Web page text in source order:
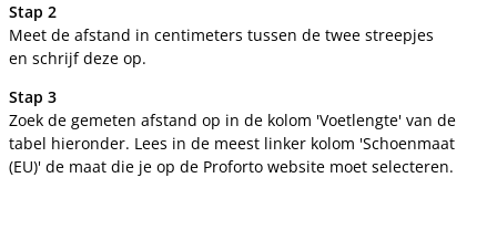
Stap 2
Meet de afstand in centimeters tussen de twee streepjes
en schrijf deze op.
Stap 3
Zoek de gemeten afstand op in de kolom 'Voetlengte' van de
tabel hieronder. Lees in de meest linker kolom 'Schoenmaat
(EU)' de maat die je op de Proforto website moet selecteren.